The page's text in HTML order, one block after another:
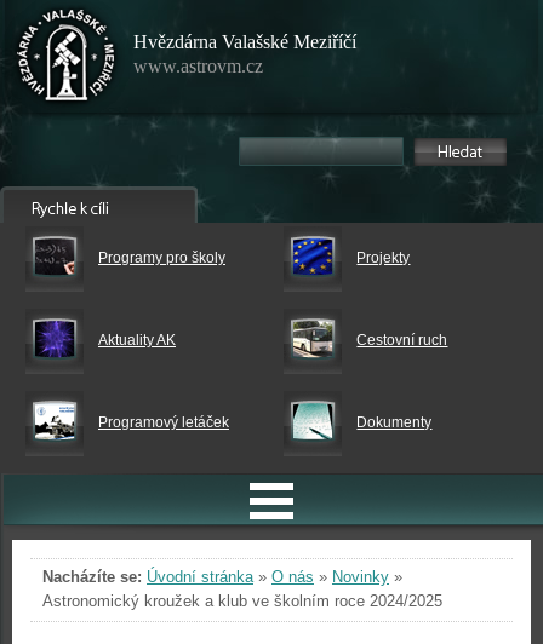
Hvězdárna Valašské Meziříčí
www.astrovm.cz
Programy pro školy Projekty
Aktuality AK Cestovní ruch
Programový letáček Dokumenty
Nacházíte se: Úvodní stránka» O nás » Novinky »
Astronomický kroužek a klub ve školním roce 2024/2025